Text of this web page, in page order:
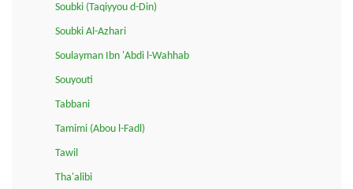
Soubki (Taqiyyou d-Din)
Soubki Al-Azhari
Soulayman Ibn 'Abdi l-Wahhab
Souyouti
Tabbani
Tamimi (Abou l-Fadl)
Tawil
Tha'alibi